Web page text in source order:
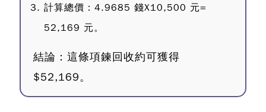
計算總價：4.9685 錢X10,500 元=
52,169 元。
結論：這條項鍊回收約可獲得
$52,169。